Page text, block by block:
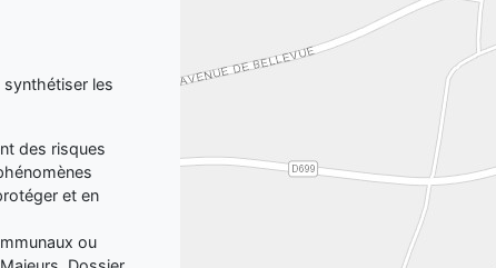
synthétiser les
des risques
et en
ou